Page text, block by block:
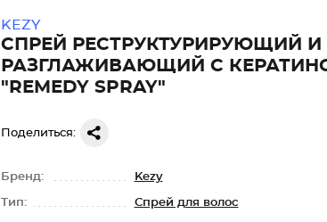
KEZY
СПРЕЙ РЕСТРУКТУРИРУЮЩИЙ И
РАЗГЛАЖИВАЮЩИЙ С
"REMEDY SPRAY"
Поделиться:
Бренд: Kezy
Тип: Спрей для волос